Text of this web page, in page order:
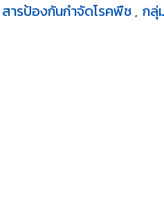
สารป้องกันกำจัดโรคพืช , กลุ่